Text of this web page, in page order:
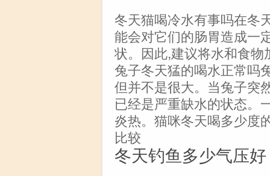
冬天猫喝冷水有事吗在冬
能会对它们的肠胃造成一
状。因此,建议将水和食
兔子冬天猛的喝水正常吗
但并不是很大。当兔子突
已经是严重缺水的状态。
炎热。猫咪冬天喝多少度
比较
冬天钓鱼多少气压好